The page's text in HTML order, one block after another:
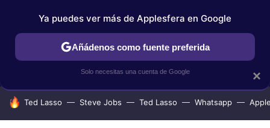
IPHONE TUTORIALES APPLESFERA SELECCIÓN
HOY SE HABLA DE
Ted Lasso Steve Jobs Ted Lasso Whatsapp
×
Ya puedes ver más de Applesfera en Google
Añádenos como fuente preferida
Solo necesitas una cuenta de Google